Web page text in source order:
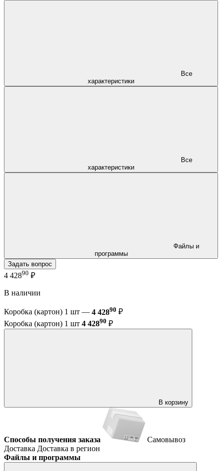
характеристики
характеристики
программы
Задать вопрос
4 42890 ₽
В наличии
Коробка (картон) 1 шт — 4 42890 ₽
Коробка (картон) 1 шт 4 42890 ₽
В корзину
Способы получения заказа
Самовывоз
Доставка Доставка в регион
Файлы и программы